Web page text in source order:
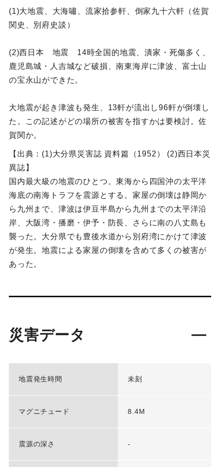
(1)大地震、大海嘯、流家拾参軒、倒家九十六軒（佐賀
関史、別府史談）
(2)西日本 地震 14時全国的地震、潰家・死傷多く、
鹿児島城・人吉城など破損、南東海岸に津波、富士山
の宝永山ができた。
大地震が起き津波も発生、13軒が流出し96軒が倒壊し
た。この記述がどの場所の被害を指すかは要検討。佐
賀関か。
【出典：(1)大分県災害誌 資料篇（1952） (2)西日本災
異誌】
国内最大級の地震のひとつ。東海から四国沖の太平洋
海底の南海トラフを震源とする。家屋の倒壊は静岡か
ら九州まで、津波は伊豆半島から九州までの太平洋沿
岸、大阪湾・播磨・伊予・防長、さらに南の八丈島も
襲った。大分県でも豊後水道から別府湾にかけて津波
が発生。地震による家屋の倒壊を含めて多くの被害が
あった。
災害データ
地震発生時間 未刻
マグニチュード 8.4M
震源の深さ -